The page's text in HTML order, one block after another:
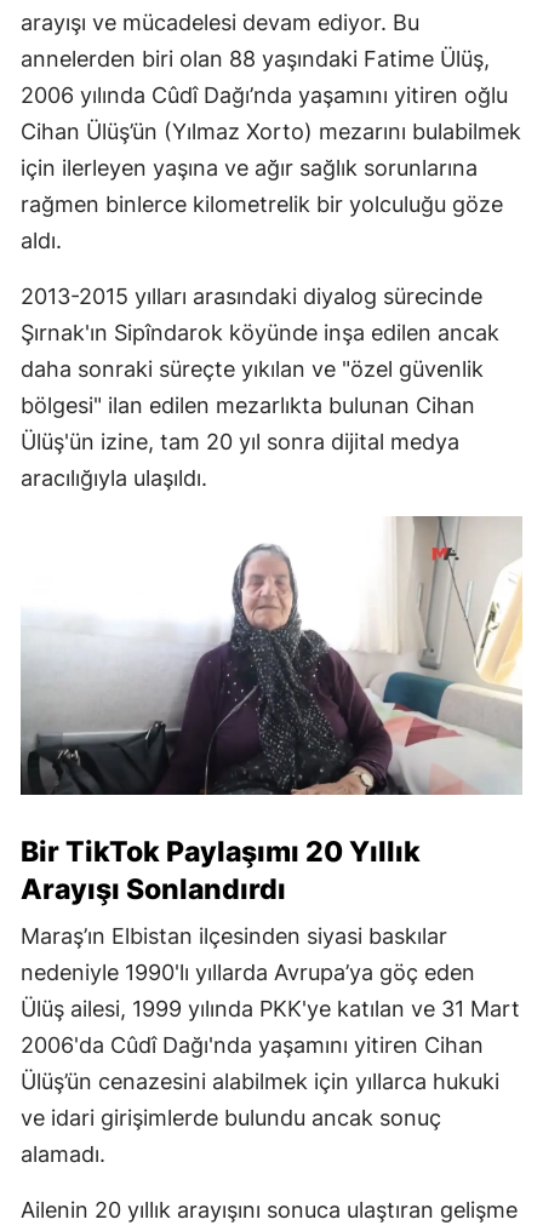
arayışı ve mücadelesi devam ediyor. Bu
annelerden biri olan 88 yaşındaki Fatime Ülüş,
2006 yılında Cûdî Dağı’nda yaşamını yitiren oğlu
Cihan Ülüş’ün (Yılmaz Xorto) mezarını bulabilmek
için ilerleyen yaşına ve ağır sağlık sorunlarına
rağmen binlerce kilometrelik bir yolculuğu göze
aldı.
2013-2015 yılları arasındaki diyalog sürecinde
Şırnak'ın Sipîndarok köyünde inşa edilen ancak
daha sonraki süreçte yıkılan ve "özel güvenlik
bölgesi" ilan edilen mezarlıkta bulunan Cihan
Ülüş'ün izine, tam 20 yıl sonra dijital medya
aracılığıyla ulaşıldı.
Bir TikTok Paylaşımı 20 Yıllık
Arayışı Sonlandırdı
Maraş’ın Elbistan ilçesinden siyasi baskılar
nedeniyle 1990'lı yıllarda Avrupa’ya göç eden
Ülüş ailesi, 1999 yılında PKK'ye katılan ve 31 Mart
2006'da Cûdî Dağı'nda yaşamını yitiren Cihan
Ülüş’ün cenazesini alabilmek için yıllarca hukuki
ve idari girişimlerde bulundu ancak sonuç
alamadı.
Ailenin 20 yıllık arayışını sonuca ulaştıran gelişme